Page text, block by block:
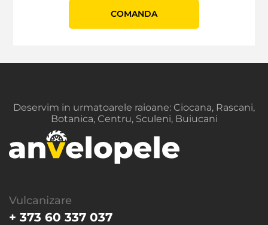
СOMANDA
Deservim in urmatoarele raioane: Ciocana, Rascani,
Botanica, Centru, Sculeni, Buiucani
Vulcanizare
+ 373 60 337 037